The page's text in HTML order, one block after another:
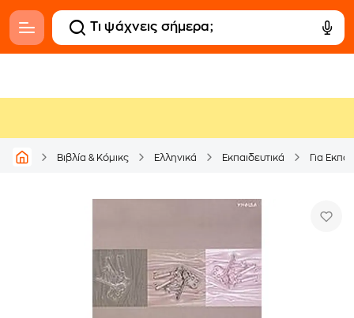
Βιβλία & Κόμικς Ελληνικά Εκπαιδευτικά Για